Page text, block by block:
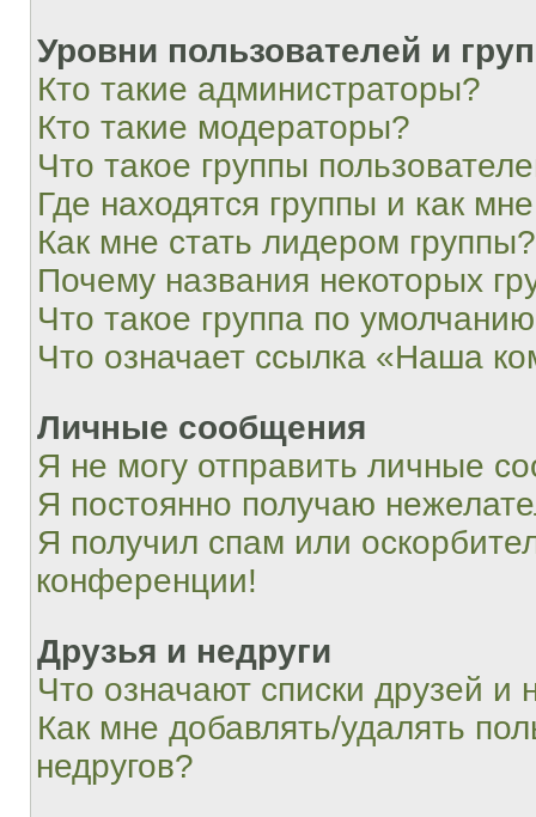
Уровни пользователей и
Кто такие администраторы?
Кто такие модераторы?
Что такое группы
Где находятся группы и как
Как мне стать лидером группы?
Почему названия некоторых
Что такое группа по
Что означает ссылка «Наша
Личные сообщения
Я не могу отправить личные
Я постоянно получаю
Я получил спам или
конференции!
Друзья и недруги
Что означают списки друзей и
Как мне добавлять/удалять
недругов?